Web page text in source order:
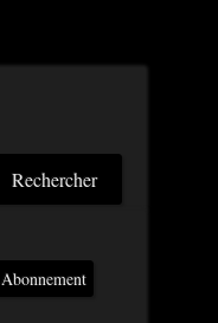
Abonnement